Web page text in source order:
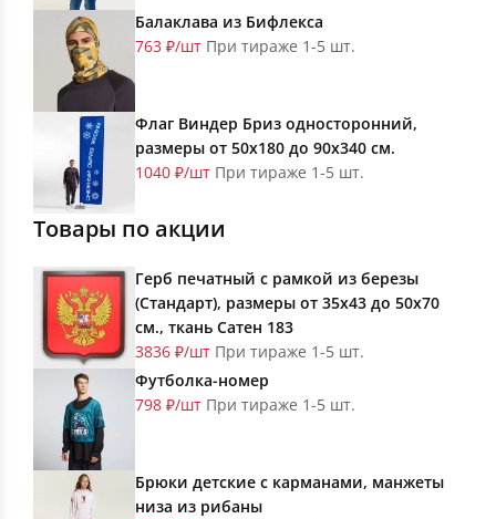
Балаклава из Бифлекса
763 ₽/шт При тираже 1-5 шт.
Флаг Виндер Бриз односторонний,
размеры от 50х180 до 90х340 см.
1040 ₽/шт При тираже 1-5 шт.
Товары по акции
Герб печатный с рамкой из березы
(Стандарт), размеры от 35х43 до 50х70
см., ткань Сатен 183
3836 ₽/шт При тираже 1-5 шт.
Футболка-номер
798 ₽/шт При тираже 1-5 шт.
Брюки детские с карманами, манжеты
низа из рибаны